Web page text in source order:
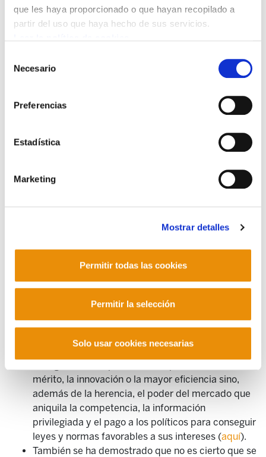
que les haya proporcionado o que hayan recopilado a
partir del uso que haya hecho de sus servicios.
Necesario
Preferencias
Estadística
Marketing
Mostrar detalles
Permitir todas las cookies
Permitir la selección
Solo usar cookies necesarias
contrario, se sabe que alrededor de las dos
terceras partes de la innovación se produce en el
con una importante aportación de fondos públicos
). Y eso no solo contrasta con los
mayores beneficios extraordinarios que se reciben
ahora sino también con la menor contribución
patrimonios: en los años sesenta y setenta del
de Estados Unidos y ahora sólo el 10%.
esas 2.095 personas (sin contar a quienes tienen
patrimonios escondidos, dictadores, o
su enorme riqueza solo gracias a su mérito o
esfuerzo personal o contribuyendo a que la
economía sea más eficiente y competitiva.
otros investigadores, en Estados Unidos el 60% de
la riqueza se hereda y en Europa alrededor del
Robert Reich muestra que el origen de las fortunas
mérito, la innovación o la mayor eficiencia sino,
además de la herencia, el poder del mercado que
aniquila la competencia, la información
privilegiada y el pago a los políticos para conseguir
leyes y normas favorables a sus intereses (aquí).
También se ha demostrado que no es cierto que se